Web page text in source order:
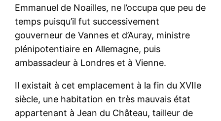
Emmanuel de Noailles, ne l’occupa que peu de
temps puisqu’il fut successivement
gouverneur de Vannes et d’Auray, ministre
plénipotentiaire en Allemagne, puis
ambassadeur à Londres et à Vienne.
Il existait à cet emplacement à la fin du XVIIe
siècle, une habitation en très mauvais état
appartenant à Jean du Château, tailleur de